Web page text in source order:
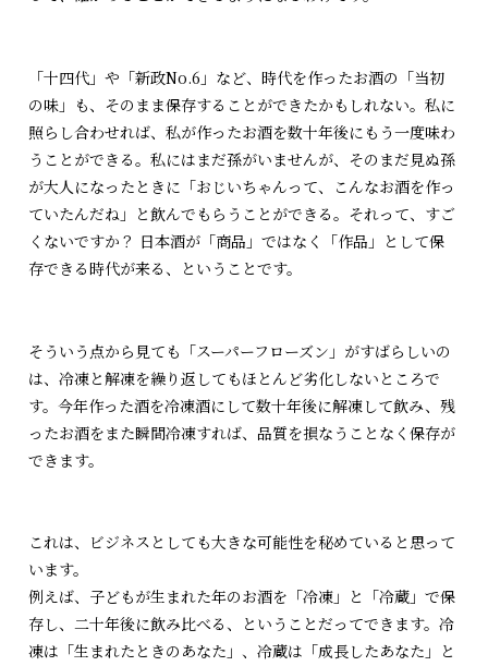
「十四代」や「新政No.6」など、時代を作ったお酒の「当初
の味」も、そのまま保存することができたかもしれない。私に
照らし合わせれば、私が作ったお酒を数十年後にもう一度味わ
うことができる。私にはまだ孫がいませんが、そのまだ見ぬ孫
が大人になったときに「おじいちゃんって、こんなお酒を作っ
ていたんだね」と飲んでもらうことができる。それって、すご
くないですか？ 日本酒が「商品」ではなく「作品」として保
存できる時代が来る、ということです。
そういう点から見ても「スーパーフローズン」がすばらしいの
は、冷凍と解凍を繰り返してもほとんど劣化しないところで
す。今年作った酒を冷凍酒にして数十年後に解凍して飲み、残
ったお酒をまた瞬間冷凍すれば、品質を損なうことなく保存が
できます。
これは、ビジネスとしても大きな可能性を秘めていると思って
います。
例えば、子どもが生まれた年のお酒を「冷凍」と「冷蔵」で保
存し、二十年後に飲み比べる、ということだってできます。冷
凍は「生まれたときのあなた」、冷蔵は「成長したあなた」と